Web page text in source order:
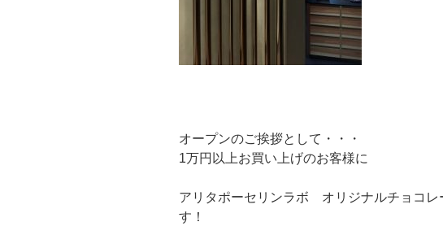
オープンのご挨拶として・・・
1万円以上お買い上げのお客様に
アリタポーセリンラボ オリジナルチョコレ
す！